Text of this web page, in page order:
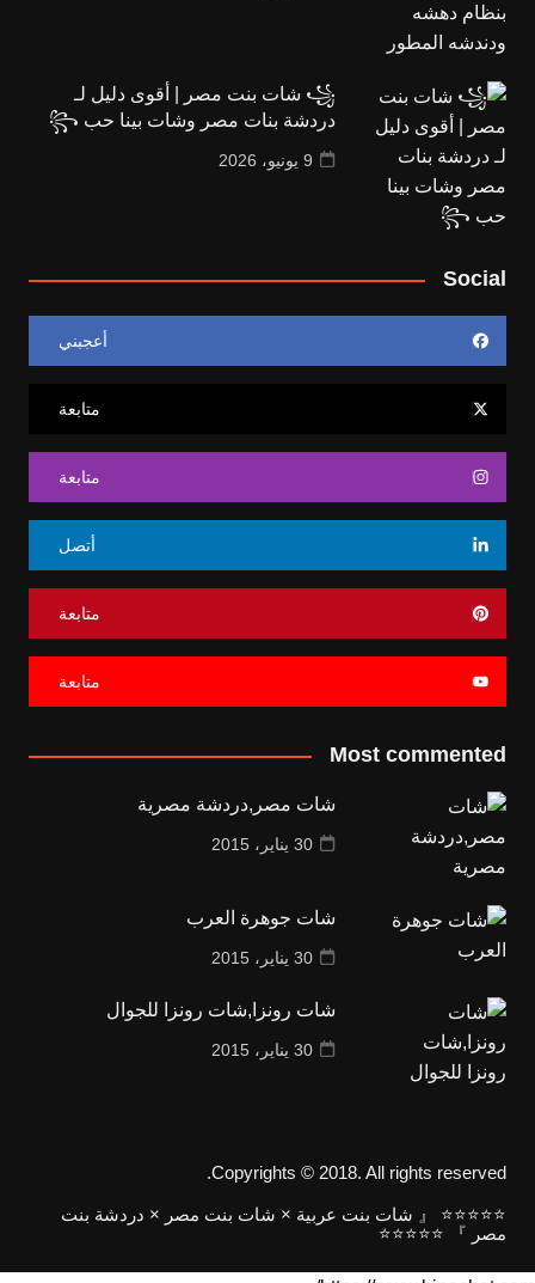
꧁ شات بنت مصر | أقوى دليل لـ
دردشة بنات مصر وشات بينا حب ꧂
9 يونيو، 2026
Social
أعجبني
متابعة
متابعة
أتصل
متابعة
متابعة
Most commented
شات مصر,دردشة مصرية
30 يناير، 2015
شات جوهرة العرب
30 يناير، 2015
شات رونزا,شات رونزا للجوال
30 يناير، 2015
Copyrights © 2018. All rights reserved.
⭐⭐⭐⭐⭐ 『 شات بنت عربية × شات بنت مصر × دردشة بنت
مصر 』 ⭐⭐⭐⭐⭐